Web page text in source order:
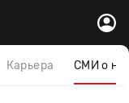
Карьера СМИ о